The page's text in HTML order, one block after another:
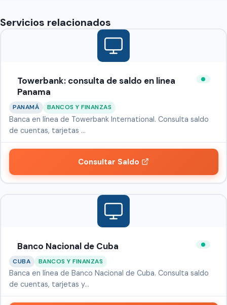
Servicios relacionados
Towerbank: consulta de saldo en linea
Panama
PANAMÁ BANCOS Y FINANZAS
Banca en línea de Towerbank International. Consulta saldo
de cuentas, tarjetas …
Consultar Saldo
Banco Nacional de Cuba
CUBA BANCOS Y FINANZAS
Banca en línea de Banco Nacional de Cuba. Consulta saldo
de cuentas, tarjetas y…